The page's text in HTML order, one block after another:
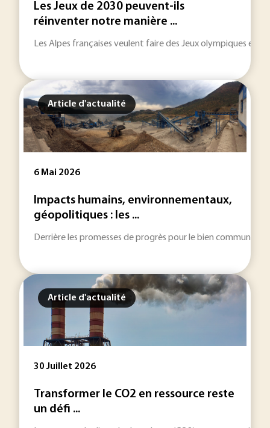
Les Jeux de 2030 peuvent-ils
réinventer notre manière ...
Les Alpes françaises veulent faire des Jeux olympiques et
Article d'actualité
6 Mai 2026
Impacts humains, environnementaux,
géopolitiques : les ...
Derrière les promesses de progrès pour le bien commun,
Article d'actualité
30 Juillet 2026
Transformer le CO2 en ressource reste
un défi ...